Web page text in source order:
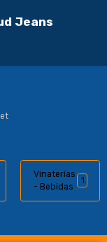
Jeans
Vinaterías
- Bebidas
1